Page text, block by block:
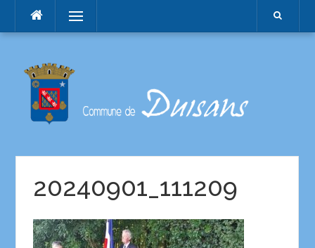
Menu
20240901_111209